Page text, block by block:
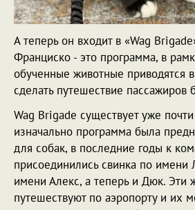
А теперь он входит в «Wag
Франциско - это программа, в
обученные животные приводятся
сделать путешествие пассажиров
Wag Brigade существует уже
изначально программа была
для собак, в последние годы к
присоединились свинка по имени
имени Алекс, а теперь и Дюк. Эти
путешествуют по аэропорту и их